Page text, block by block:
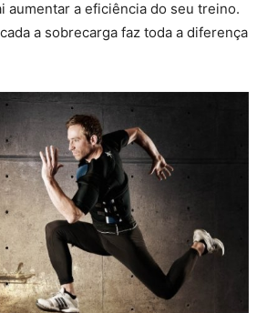
aumentar a eficiência do seu treino.
a sobrecarga faz toda a diferença